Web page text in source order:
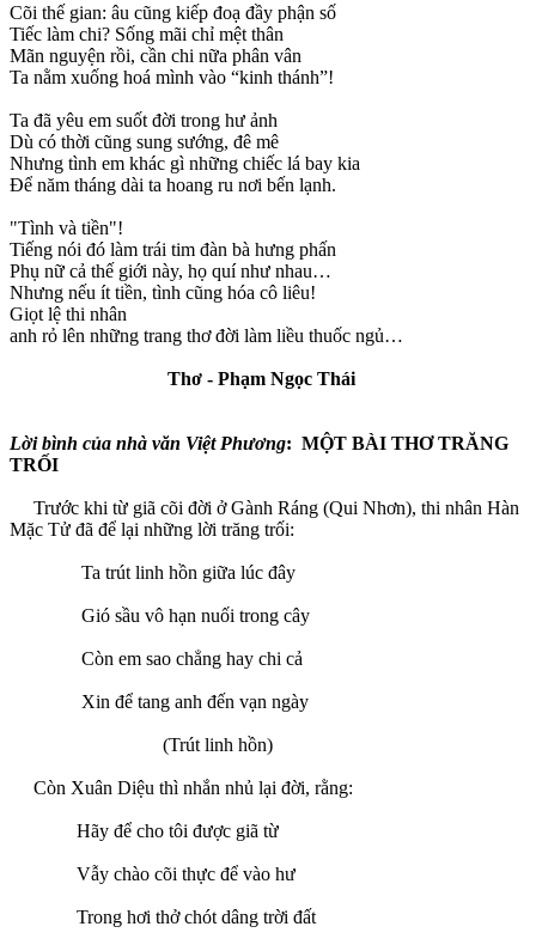
Cõi thế gian: âu cũng kiếp đoạ đầy phận số
Tiếc làm chi? Sống mãi chỉ mệt thân
Mãn nguyện rồi, cần chi nữa phân vân
Ta nằm xuống hoá mình vào “kinh thánh”!
Ta đã yêu em suốt đời trong hư ảnh
Dù có thời cũng sung sướng, đê mê
Nhưng tình em khác gì những chiếc lá bay kia
Để năm tháng dài ta hoang ru nơi bến lạnh.
"Tình và tiền"!
Tiếng nói đó làm trái tim đàn bà hưng phấn
Phụ nữ cả thế giới này, họ quí như nhau…
Nhưng nếu ít tiền, tình cũng hóa cô liêu!
Giọt lệ thi nhân
anh rỏ lên những trang thơ đời làm liều thuốc ngủ…
Thơ - Phạm Ngọc Thái
Lời bình của nhà văn Việt Phương: MỘT BÀI THƠ TRĂNG
TRỐI
Trước khi từ giã cõi đời ở Gành Ráng (Qui Nhơn), thi nhân Hàn
Mặc Tử đã để lại những lời trăng trối:
Ta trút linh hồn giữa lúc đây
Gió sầu vô hạn nuối trong cây
Còn em sao chẳng hay chi cả
Xin để tang anh đến vạn ngày
(Trút linh hồn)
Còn Xuân Diệu thì nhắn nhủ lại đời, rằng:
Hãy để cho tôi được giã từ
Vẫy chào cõi thực để vào hư
Trong hơi thở chót dâng trời đất